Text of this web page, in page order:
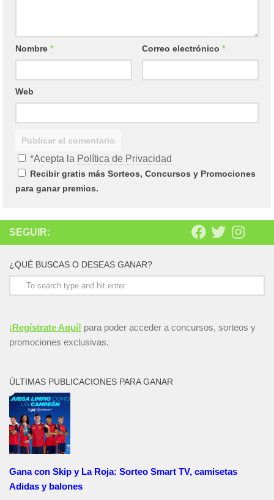
Nombre * Correo electrónico *
Web
*Acepta la Política de Privacidad
Recibir gratis más Sorteos, Concursos y Promociones
para ganar premios.
SEGUIR:
¿QUÉ BUSCAS O DESEAS GANAR?
¡Regístrate Aquí! para poder acceder a concursos, sorteos y
promociones exclusivas.
ÚLTIMAS PUBLICACIONES PARA GANAR
Gana con Skip y La Roja: Sorteo Smart TV, camisetas
Adidas y balones